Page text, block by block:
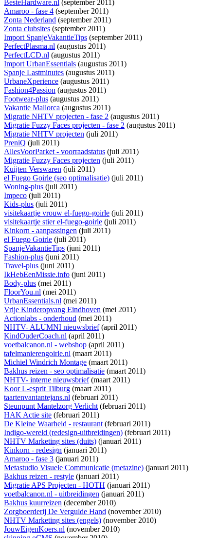
BesteHardware.nl (september 2011)
Amaroo - fase 4 (september 2011)
Zonta Nederland (september 2011)
Zonta clubsites (september 2011)
Import SpanjeVakantieTips (september 2011)
PerfectPlasma.nl (augustus 2011)
PerfectLCD.nl (augustus 2011)
Import UrbanEssentials (augustus 2011)
Spanje Lastminutes (augustus 2011)
UrbaneXperience (augustus 2011)
Fashion4Passion (augustus 2011)
Footwear-plus (augustus 2011)
Vakantie Mallorca (augustus 2011)
Migratie NHTV projecten - fase 2 (augustus 2011)
Migratie Fuzzy Faces projecten - fase 2 (augustus 2011)
Migratie NHTV projecten (juli 2011)
PreniQ (juli 2011)
AllesVoorParket - voorraadstatus (juli 2011)
Migratie Fuzzy Faces projecten (juli 2011)
Kuijten Verswaren (juli 2011)
el Fuego Goirle (seo optimalisatie) (juli 2011)
Woning-plus (juli 2011)
Impeco (juli 2011)
Kids-plus (juli 2011)
visitekaartje vrouw el-fuego-goirle (juli 2011)
visitekaartje stier el-fuego-goirle (juli 2011)
Kinkorn - aanpassingen (juli 2011)
el Fuego Goirle (juli 2011)
SpanjeVakantieTips (juni 2011)
Fashion-plus (juni 2011)
Travel-plus (juni 2011)
IkHebEenMissie.info (juni 2011)
Body-plus (mei 2011)
FloorYou.nl (mei 2011)
UrbanEssentials.nl (mei 2011)
Vrije Kinderopvang Eindhoven (mei 2011)
Actionlabs - onderhoud (mei 2011)
NHTV- ALUMNI nieuwsbrief(april 2011)
KindOuderCoach.nl (april 2011)
voetbalcanon.nl - webshop (april 2011)
tafelmanierengoirle.nl (maart 2011)
Michiel Windrich Montage (maart 2011)
Bakhus reizen - seo optimalisatie (maart 2011)
NHTV- interne nieuwsbrief(maart 2011)
Koor L-esprit Tilburg (maart 2011)
taartenvantantejans.nl (februari 2011)
Steunpunt Mantelzorg Verlicht(februari 2011)
HAK Actie site (februari 2011)
De Kleine Waarheid - restaurant(februari 2011)
Indigo-wereld (redesign-uitbreidingen) (februari 2011)
NHTV Marketing sites (duits) (januari 2011)
Kinkorn - redesign (januari 2011)
Amaroo - fase 3 (januari 2011)
Metastudio Visuele Communicatie (metazine) (januari 2011)
Bakhus reizen - restyle (januari 2011)
Migratie APS Projecten - HOTH (januari 2011)
voetbalcanon.nl - uitbreidingen (januari 2011)
Bakhus kuurreizen (december 2010)
Zorgboerderij De Vergulde Hand (november 2010)
NHTV Marketing sites (engels) (november 2010)
JouwEigenKoers.nl (november 2010)